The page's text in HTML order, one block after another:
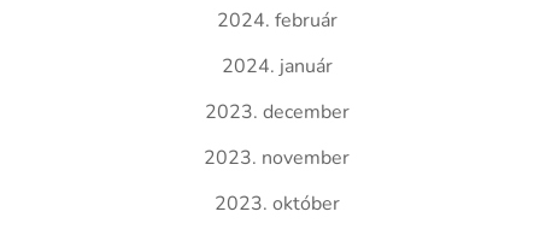
2024. február
2024. január
2023. december
2023. november
2023. október